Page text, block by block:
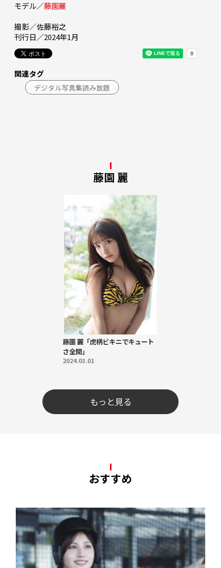
モデル／藤園麗
撮影／佐藤裕之
刊行日／2024年1月
関連タグ
デジタル写真集読み放題
藤園 麗
藤園 麗「虎柄ビキニでキュート
さ全開」
2024.03.01
もっと見る
おすすめ